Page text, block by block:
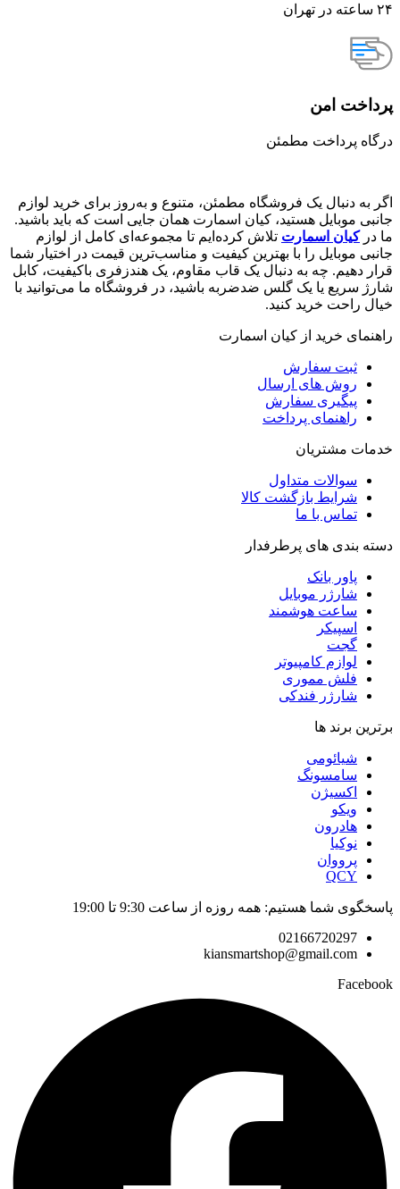
۲۴ ساعته در تهران
پرداخت امن
درگاه پرداخت مطمئن
اگر به دنبال یک فروشگاه مطمئن، متنوع و به‌روز برای خرید لوازم
جانبی موبایل هستید، کیان اسمارت همان جایی است که باید باشید.
ما درکیان اسمارت تلاش کرده‌ایم تا مجموعه‌ای کامل از لوازم
جانبی موبایل را با بهترین کیفیت و مناسب‌ترین قیمت در اختیار شما
قرار دهیم. چه به دنبال یک قاب مقاوم، یک هندزفری باکیفیت، کابل
شارژ سریع یا یک گلس ضدضربه باشید، در فروشگاه ما می‌توانید با
خیال راحت خرید کنید.
راهنمای خرید از کیان اسمارت
ثبت سفارش
روش‌ های ارسال
پیگیری سفارش
راهنمای پرداخت
خدمات مشتریان
سوالات متداول
شرایط بازگشت کالا
تماس با ما
دسته بندی های پرطرفدار
پاور بانک
شارژر موبایل
ساعت هوشمند
اسپیکر
گجت
لوازم کامپیوتر
فلش مموری
شارژر فندکی
برترین برند ها
شیائومی
سامسونگ
اکسیژن
ویکو
هادرون
نوکیا
پرووان
QCY
پاسخگوی شما هستیم: همه روزه از ساعت 9:30 تا 19:00
02166720297
kiansmartshop@gmail.com
Facebook